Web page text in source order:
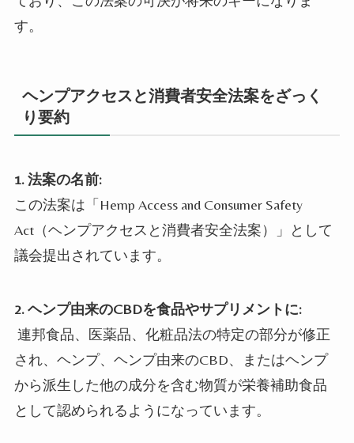
す。
ヘンプアクセスと消費者安全法案をざっく
り要約
1.法案の名前:
この法案は「Hemp Access and Consumer Safety
Act（ヘンプアクセスと消費者安全法案）」として
議会提出されています。
2.ヘンプ由来のCBDを食品やサプリメントに:
連邦食品、医薬品、化粧品法の特定の部分が修正
され、ヘンプ、ヘンプ由来のCBD、またはヘンプ
から派生した他の成分を含む物質が栄養補助食品
として認められるようになっています。